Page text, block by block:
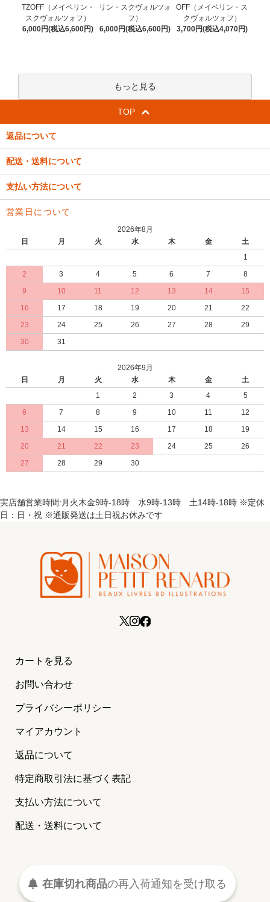
TZOFF（メイベリン・
スクヴォルツォフ）
6,000円(税込6,600円)
リン・スクヴォルツォ
フ）
6,000円(税込6,600円)
OFF（メイベリン・ス
クヴォルツォフ）
3,700円(税込4,070円)
もっと見る
TOP
返品について
配送・送料について
支払い方法について
営業日について
2026年8月
日
月 火 水 木 金
土
1
2
3 4 5 6 7
8
9
10 11 12 13 14
15
16
17 18 19 20 21
22
23
24 25 26 27 28
29
30
31
2026年9月
日
月 火 水 木 金
土
1
2 3 4
5
6
7 8 9 10 11
12
13
14 15 16 17 18
19
20
21 22 23 24 25
26
27
28 29 30
実店舗営業時間:月火木金9時-18時 水9時-13時 土14時-18時 ※定休
日：日・祝 ※通販発送は土日祝お休みです
カートを見る
お問い合わせ
プライバシーポリシー
マイアカウント
返品について
特定商取引法に基づく表記
支払い方法について
配送・送料について
（メゾン プティ ルナール）
在庫切れ商品の再入荷通知を受け取る